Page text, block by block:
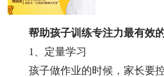
帮助孩子训练专注力最有效
1、定量学习
孩子做作业的时候，家长要控